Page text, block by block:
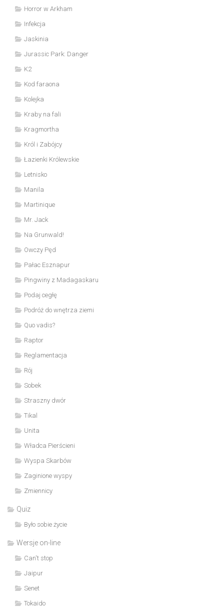
Horror w Arkham
Infekcja
Jaskinia
Jurassic Park: Danger
K2
Kod faraona
Kolejka
Kraby na fali
Kragmortha
Król i Zabójcy
Łazienki Królewskie
Letnisko
Manila
Martinique
Mr. Jack
Na Grunwald!
Owczy Pęd
Pałac Esznapur
Pingwiny z Madagaskaru
Podaj cegłę
Podróż do wnętrza ziemi
Quo vadis?
Raptor
Reglamentacja
Rój
Sobek
Straszny dwór
Tikal
Unita
Władca Pierścieni
Wyspa Skarbów
Zaginione wyspy
Zmiennicy
Quiz
Było sobie życie
Wersje on-line
Can't stop
Jaipur
Senet
Tokaido